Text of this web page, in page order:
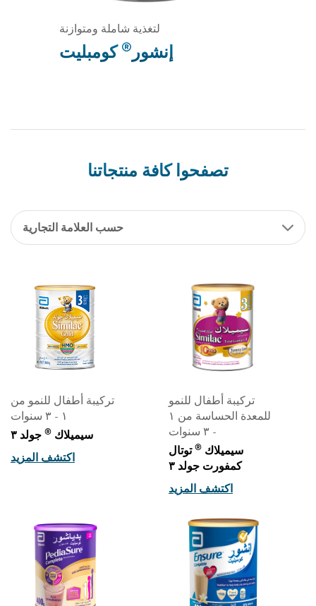
لتغذية شاملة ومتوازنة
إنشور ® كومبليت
تصفحوا كافة منتجاتنا
حسب العلامة التجارية
تركيبة أطفال للنمو
للمعدة الحساسة من ١
- ٣ سنوات
سيميلاك ®توتال
كمفورت جولد ٣
اكتشف المزيد
تركيبة أطفال للنمو من
١ - ٣ سنوات
سيميلاك ® جولد ٣
اكتشف المزيد